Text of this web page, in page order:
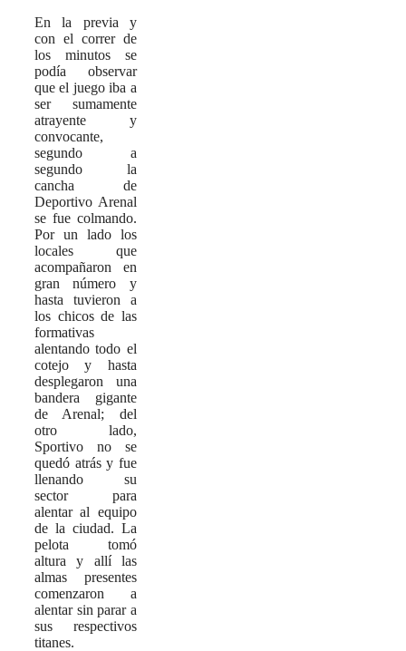
En la previa y
con el correr de
los minutos se
podía observar
que el juego iba a
ser sumamente
atrayente y
convocante,
segundo a
segundo la
cancha de
Deportivo Arenal
se fue colmando.
Por un lado los
locales que
acompañaron en
gran número y
hasta tuvieron a
los chicos de las
formativas
alentando todo el
cotejo y hasta
desplegaron una
bandera gigante
de Arenal; del
otro lado,
Sportivo no se
quedó atrás y fue
llenando su
sector para
alentar al equipo
de la ciudad. La
pelota tomó
altura y allí las
almas presentes
comenzaron a
alentar sin parar a
sus respectivos
titanes.